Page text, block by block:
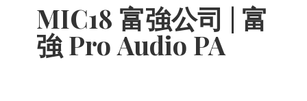
MIC18 富強公司 | 富
強 Pro Audio PA